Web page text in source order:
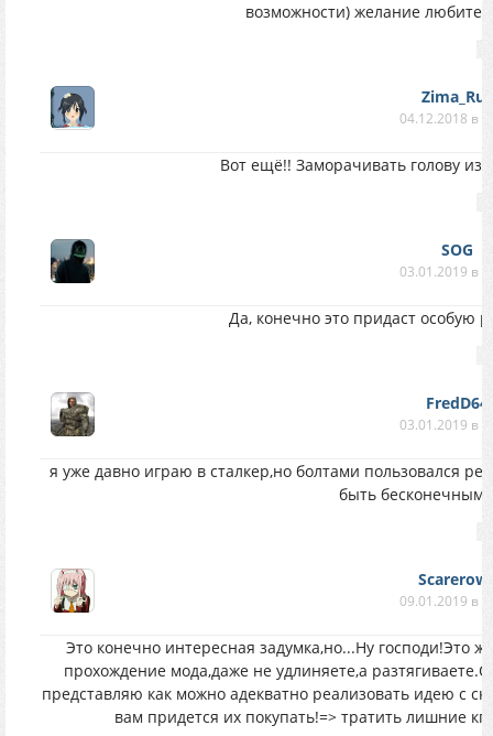
возможности) желание
Zima_Rus
04.12.2018 в
Вот ещё!! Заморачивать голову
SOG
03.01.2019 в
Да, конечно это придаст особую
FredD64
03.01.2019 в
я уже давно играю в сталкер,но болтами пользовался
быть
09.01.2019 в
Это конечно интересная задумка,но...Ну господи!Это
прохождение мода,даже не удлиняете,а
представляю как можно адекватно реализовать идею с
вам придется их покупать!=> тратить лишние